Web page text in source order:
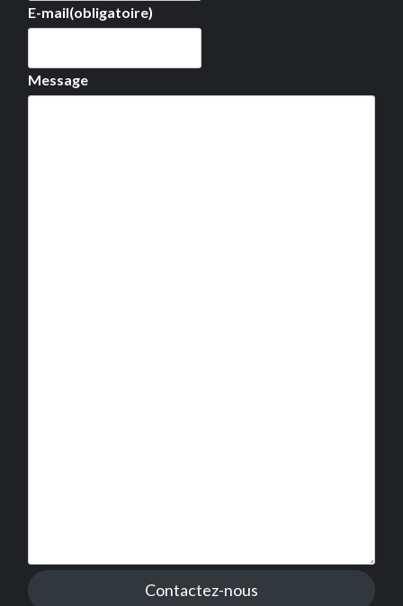
E-mail(obligatoire)
Message
Contactez-nous